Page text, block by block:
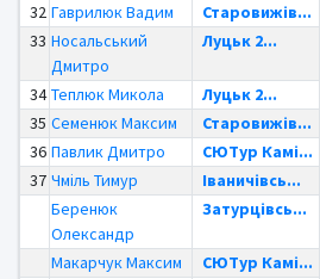
32 Гаврилюк Вадим Старовижів...
33 Носальський
Дмитро
Луцьк 2...
34 Теплюк Микола Луцьк 2...
35 Семенюк Максим Старовижів...
36 Павлик Дмитро СЮТур Камі...
37 Чміль Тимур Іваничівсь...
Беренюк
Олександр
Затурцівсь...
Макарчук Максим СЮТур Камі...